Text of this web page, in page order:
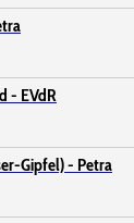
- EVdR
Gipfel) - Petra